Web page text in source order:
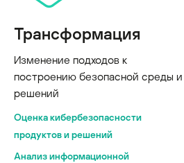
Трансформация
Изменение подходов к
построению безопасной среды и
решений
Оценка кибербезопасности
продуктов и решений
Анализ информационной